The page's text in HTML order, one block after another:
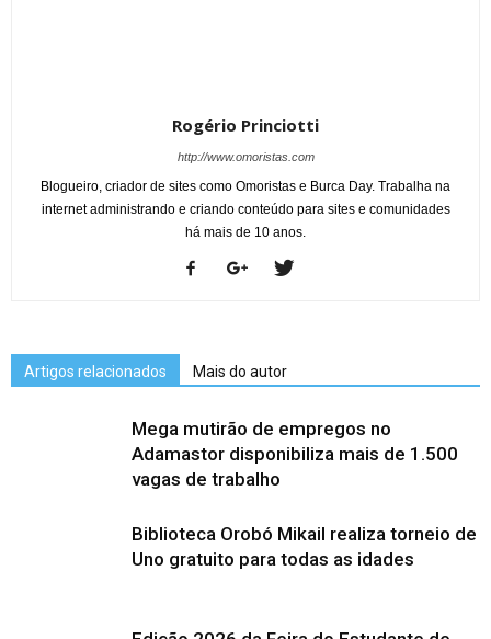
Rogério Princiotti
http://www.omoristas.com
Blogueiro, criador de sites como Omoristas e Burca Day. Trabalha na
internet administrando e criando conteúdo para sites e comunidades
há mais de 10 anos.
Artigos relacionados Mais do autor
Mega mutirão de empregos no
Adamastor disponibiliza mais de 1.500
vagas de trabalho
Biblioteca Orobó Mikail realiza torneio de
Uno gratuito para todas as idades